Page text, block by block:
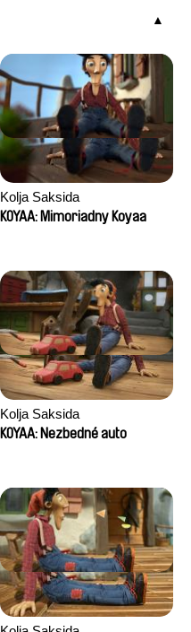
Kolja Saksida
KOYAA: Mimoriadny Koyaa
Kolja Saksida
KOYAA: Nezbedné auto